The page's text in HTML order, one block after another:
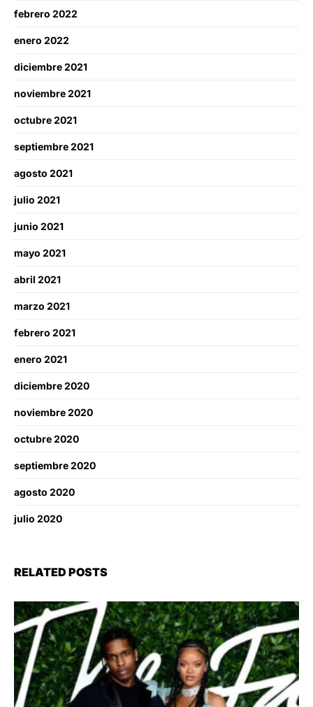
febrero 2022
enero 2022
diciembre 2021
noviembre 2021
octubre 2021
septiembre 2021
agosto 2021
julio 2021
junio 2021
mayo 2021
abril 2021
marzo 2021
febrero 2021
enero 2021
diciembre 2020
noviembre 2020
octubre 2020
septiembre 2020
agosto 2020
julio 2020
RELATED POSTS